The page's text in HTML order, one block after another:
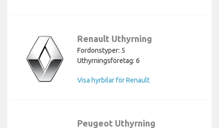
Renault Uthyrning
Fordonstyper: 5
Uthyrningsföretag: 6
Visa hyrbilar för Renault
Peugeot Uthyrning